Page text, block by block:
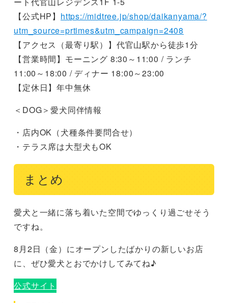
【公式HP】 https://midtree.jp/shop/daikanyama/?
utm_source=prtimes&utm_campaign=2408
【アクセス（最寄り駅）】代官山駅から徒歩1分
【営業時間】モーニング 8:30～11:00 / ランチ
11:00～18:00 / ディナー 18:00～23:00
【定休日】年中無休
＜DOG＞愛犬同伴情報
・店内OK（犬種条件要問合せ）
・テラス席は大型犬もOK
まとめ
愛犬と一緒に落ち着いた空間でゆっくり過ごせそう
ですね。
8月2日（金）にオープンしたばかりの新しいお店
に、ぜひ愛犬とおでかけしてみてね♪
公式サイト